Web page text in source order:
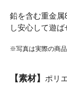
鉛を含む重金
し安心して遊ば
※写真は実際の商品
【素材】 ポリ